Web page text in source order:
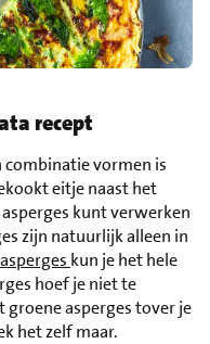
recept
combinatie vormen is
eitje naast het
kunt verwerken
zijn natuurlijk alleen in
kun je het hele
hoef je niet te
asperges tover je
het zelf maar.